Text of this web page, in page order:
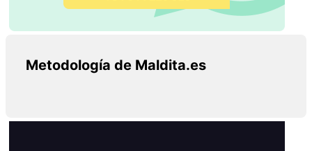
Metodología de Maldita.es